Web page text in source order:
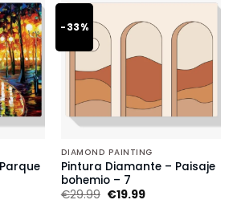
-33%
DIAMOND PAINTING
Pintura Diamante – Paisaje
bohemio – 7
€29.99 €19.99